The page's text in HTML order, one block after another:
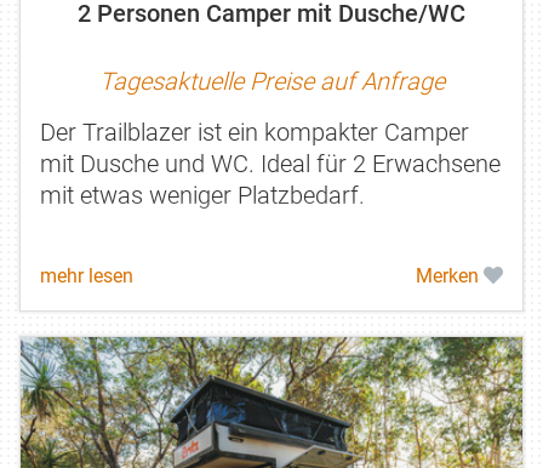
2 Personen Camper mit Dusche/WC
Tagesaktuelle Preise auf Anfrage
Der Trailblazer ist ein kompakter Camper
mit Dusche und WC. Ideal für 2 Erwachsene
mit etwas weniger Platzbedarf.
mehr lesen Merken